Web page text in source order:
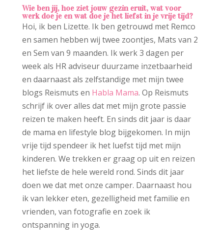
Wie ben jij, hoe ziet jouw gezin eruit, wat voor
werk doe je en wat doe je het liefst in je vrije tijd?
Hoi, ik ben Lizette. Ik ben getrouwd met Remco
en samen hebben wij twee zoontjes, Mats van 2
en Sem van 9 maanden. Ik werk 3 dagen per
week als HR adviseur duurzame inzetbaarheid
en daarnaast als zelfstandige met mijn twee
blogs Reismuts en Habla Mama. Op Reismuts
schrijf ik over alles dat met mijn grote passie
reizen te maken heeft. En sinds dit jaar is daar
de mama en lifestyle blog bijgekomen. In mijn
vrije tijd spendeer ik het luefst tijd met mijn
kinderen. We trekken er graag op uit en reizen
het liefste de hele wereld rond. Sinds dit jaar
doen we dat met onze camper. Daarnaast hou
ik van lekker eten, gezelligheid met familie en
vrienden, van fotografie en zoek ik
ontspanning in yoga.